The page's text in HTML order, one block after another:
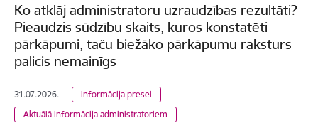
Ko atklāj administratoru uzraudzības rezultāti?
Pieaudzis sūdzību skaits, kuros konstatēti
pārkāpumi, taču biežāko pārkāpumu raksturs
palicis nemainīgs
31.07.2026.
Informācija presei
Aktuālā informācija administratoriem